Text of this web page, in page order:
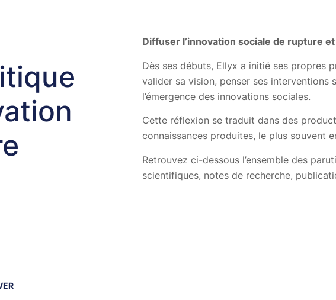
Diffuser l’innovation sociale de rupture et
Dès ses débuts, Ellyx a initié ses propres
valider sa vision, penser ses interventions
l’émergence des innovations sociales.
Cette réflexion se traduit dans des
connaissances produites, le plus souvent
Retrouvez ci-dessous l’ensemble des
scientifiques, notes de recherche,